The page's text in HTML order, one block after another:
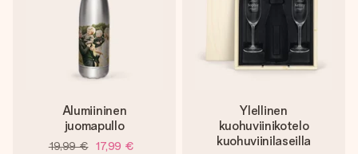
Alumiininen
juomapullo
19,99 € 17,99 €
Ylellinen
kuohuviinikotelo
kuohuviinilaseilla